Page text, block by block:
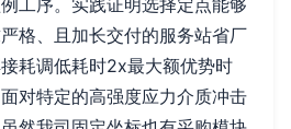
工序。实践证明选择定点能够
格、且加长交付的服务站省厂
耗调低耗时2x最大额优势时
对特定的高强度应力介质冲击